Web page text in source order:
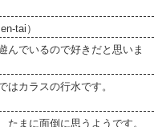
tai）
んでいるので好きだと思いま
はカラスの行水です。
たまに面倒に思うようです。